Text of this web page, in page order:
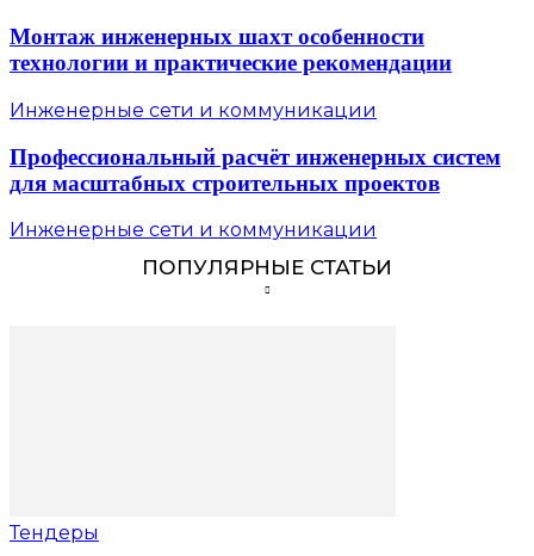
Монтаж инженерных шахт особенности
технологии и практические рекомендации
Инженерные сети и коммуникации
Профессиональный расчёт инженерных систем
для масштабных строительных проектов
Инженерные сети и коммуникации
ПОПУЛЯРНЫЕ СТАТЬИ
Тендеры